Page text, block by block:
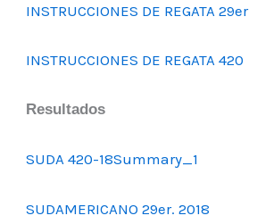
INSTRUCCIONES DE REGATA 29er
INSTRUCCIONES DE REGATA 420
Resultados
SUDA 420-18Summary_1
SUDAMERICANO 29er. 2018